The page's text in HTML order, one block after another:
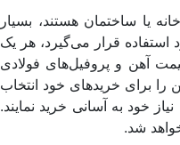
یا ساختمان هستند، بسیار
قرار می‌گیرد، هر یک
آهن و پروفیل‌های فولادی
برای خریدهای خود انتخاب
خود به آسانی خرید نمایند.
شد.